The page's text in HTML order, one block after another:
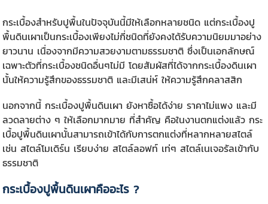
กระเบื้องสำหรับปูพื้นในปัจจุบันนี้มีให้เลือกหลายชนิด แต่กระเบื้องปู
พื้นดินเผาเป็นกระเบื้องเพียงไม่กี่ชนิดที่ยังคงได้รับความนิยมมาอย่าง
ยาวนาน เนื่องจากมีความสวยงามตามธรรมชาติ ซึ่งเป็นเอกลักษณ์
เฉพาะตัวที่กระเบื้องชนิดอื่นๆไม่มี โดยสัมผัสที่ได้จากกระเบื้องดินเผา
นั้นให้ความรู้สึกของธรรมชาติ และมีเสน่ห์ ให้ความรู้สึกคลาสสิก
นอกจากนี้กระเบื้องปูพื้นดินเผา ยังหาซื้อได้ง่าย ราคาไม่แพง และมี
ลวดลายต่าง ๆ ให้เลือกมากมาย ที่สำคัญ คือในงานตกแต่งแล้ว กระ
เบื้อปูพื้นดินเผานั้นสามารถเข้าได้กับการตกแต่งที่หลากหลายสไตล์
เช่น สไตล์โมเดิร์น เรียบง่าย สไตล์ลอฟท์ เท่ๆ สไตล์เนเจอรัลเข้ากับ
ธรรมชาติ
กระเบื้องปูพื้นดินเผาคืออะไร ?